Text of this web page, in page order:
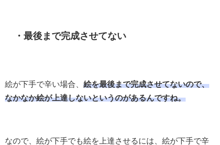
・最後まで完成させてない
絵が下手で辛い場合、 絵を最後まで完成させてないので、
なかなか絵が上達しないというのがあるんですね。
なので、絵が下手でも絵を上達させるには、絵が下手で辛